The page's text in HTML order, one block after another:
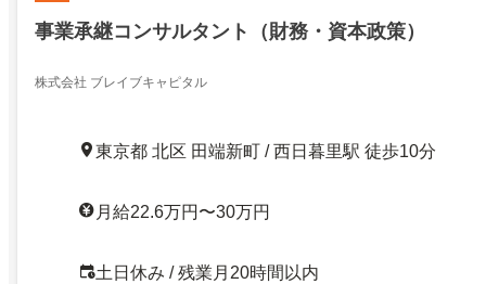
事業承継コンサルタント（財務・資本政策）
株式会社 ブレイブキャピタル
東京都 北区 田端新町 / 西日暮里駅 徒歩10分
月給22.6万円〜30万円
土日休み / 残業月20時間以内